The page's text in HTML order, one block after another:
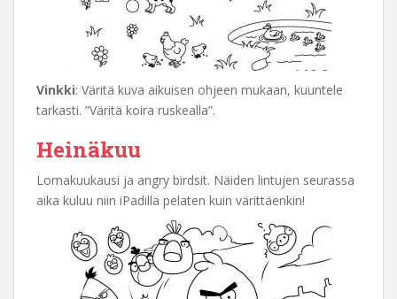
Vinkki: Väritä kuva aikuisen ohjeen mukaan, kuuntele
tarkasti. ”Väritä koira ruskealla”.
Heinäkuu
Lomakuukausi ja angry birdsit. Näiden lintujen seurassa
aika kuluu niin iPadillä pelaten kuin värittäenkin!